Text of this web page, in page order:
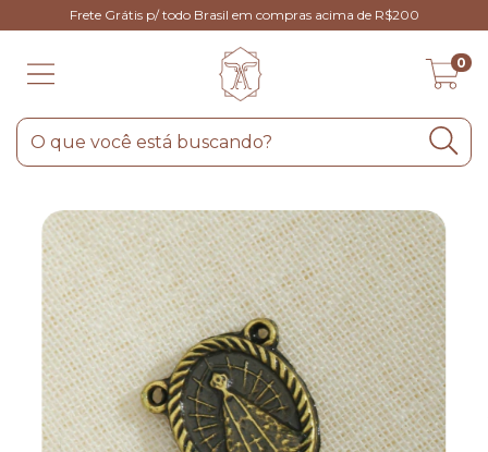
Frete Grátis p/ todo Brasil em compras acima de R$200
0